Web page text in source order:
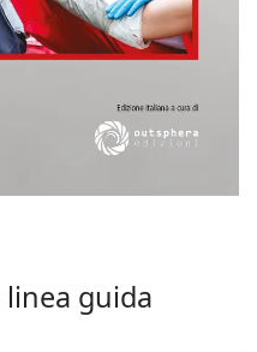
linea guida